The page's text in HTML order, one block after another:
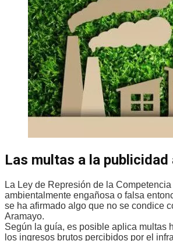
Las multas a la
La Ley de Represión de la
ambientalmente engañosa o falsa
se ha afirmado algo que no se condice
Aramayo.
Según la guía, es posible aplica multas
los ingresos brutos percibidos por el